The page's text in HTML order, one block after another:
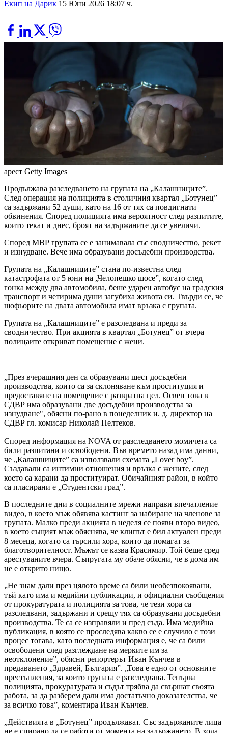
Екип на Дарик 15 Юни 2026 18:07 ч.
арест Getty Images
Продължава разследването на групата на „Калашниците”.
След операция на полицията в столичния квартал „Ботунец”
са задържани 52 души, като на 16 от тях са повдигнати
обвинения. Според полицията има вероятност след разпитите,
които текат и днес, броят на задържаните да се увеличи.
Според МВР групата се е занимавала със сводничество, рекет
и изнудване. Вече има образувани досъдебни производства.
Групата на „Калашниците” стана по-известна след
катастрофата от 5 юни на „Челопешко шосе”, когато след
гонка между два автомобила, беше ударен автобус на градския
транспорт и четирима души загубиха живота си. Твърди се, че
шофьорите на двата автомобила имат връзка с групата.
Групата на „Калашниците” е разследвана и преди за
сводничество. При акцията в квартал „Ботунец” от вчера
полицаите откриват помещение с жени.
„През вчерашния ден са образувани шест досъдебни
производства, които са за склоняване към проституция и
предоставяне на помещение с развратна цел. Освен това в
СДВР има образувани две досъдебни производства за
изнудване", обясни по-рано в понеделник и. д. директор на
СДВР гл. комисар Николай Пелтеков.
Според информация на NOVA от разследването момичета са
били разпитани и освободени. Във времето назад има данни,
че „Калашниците” са използвали схемата „Lover boy”.
Създавали са интимни отношения и връзка с жените, след
което са карани да проституират. Обичайният район, в който
са пласирани е „Студентски град”.
В последните дни в социалните мрежи направи впечатление
видео, в което мъж обявява кастинг за набиране на членове за
групата. Малко преди акцията в неделя се появи второ видео,
в което същият мъж обяснява, че клипът е бил актуален преди
8 месеца, когато са търсили хора, които да помагат за
благотворителност. Мъжът се казва Красимир. Той беше сред
арестуваните вчера. Съпругата му обаче обясни, че в дома им
не е открито нищо.
„Не знам дали през цялото време са били необезпокоявани,
тъй като има и медийни публикации, и официални съобщения
от прокуратурата и полицията за това, че тези хора са
разследвани, задържани и срещу тях са образувани досъдебни
производства. Те са се изправяли и пред съда. Има медийна
публикация, в която се проследява какво се е случило с този
процес тогава, като последната информация е, че са били
освободени след разглеждане на мерките им за
неотклонение”, обясни репортерът Иван Кънчев в
предаването „Здравей, България”. „Това е едно от основните
престъпления, за които групата е разследвана. Тепърва
полицията, прокуратурата и съдът трябва да свършат своята
работа, за да разберем дали има достатъчно доказателства, че
за всичко това”, коментира Иван Кънчев.
„Действията в „Ботунец” продължават. Със задържаните лица